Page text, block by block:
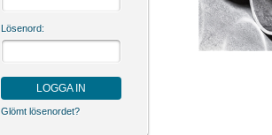
Lösenord:
LOGGA IN
Glömt lösenordet?